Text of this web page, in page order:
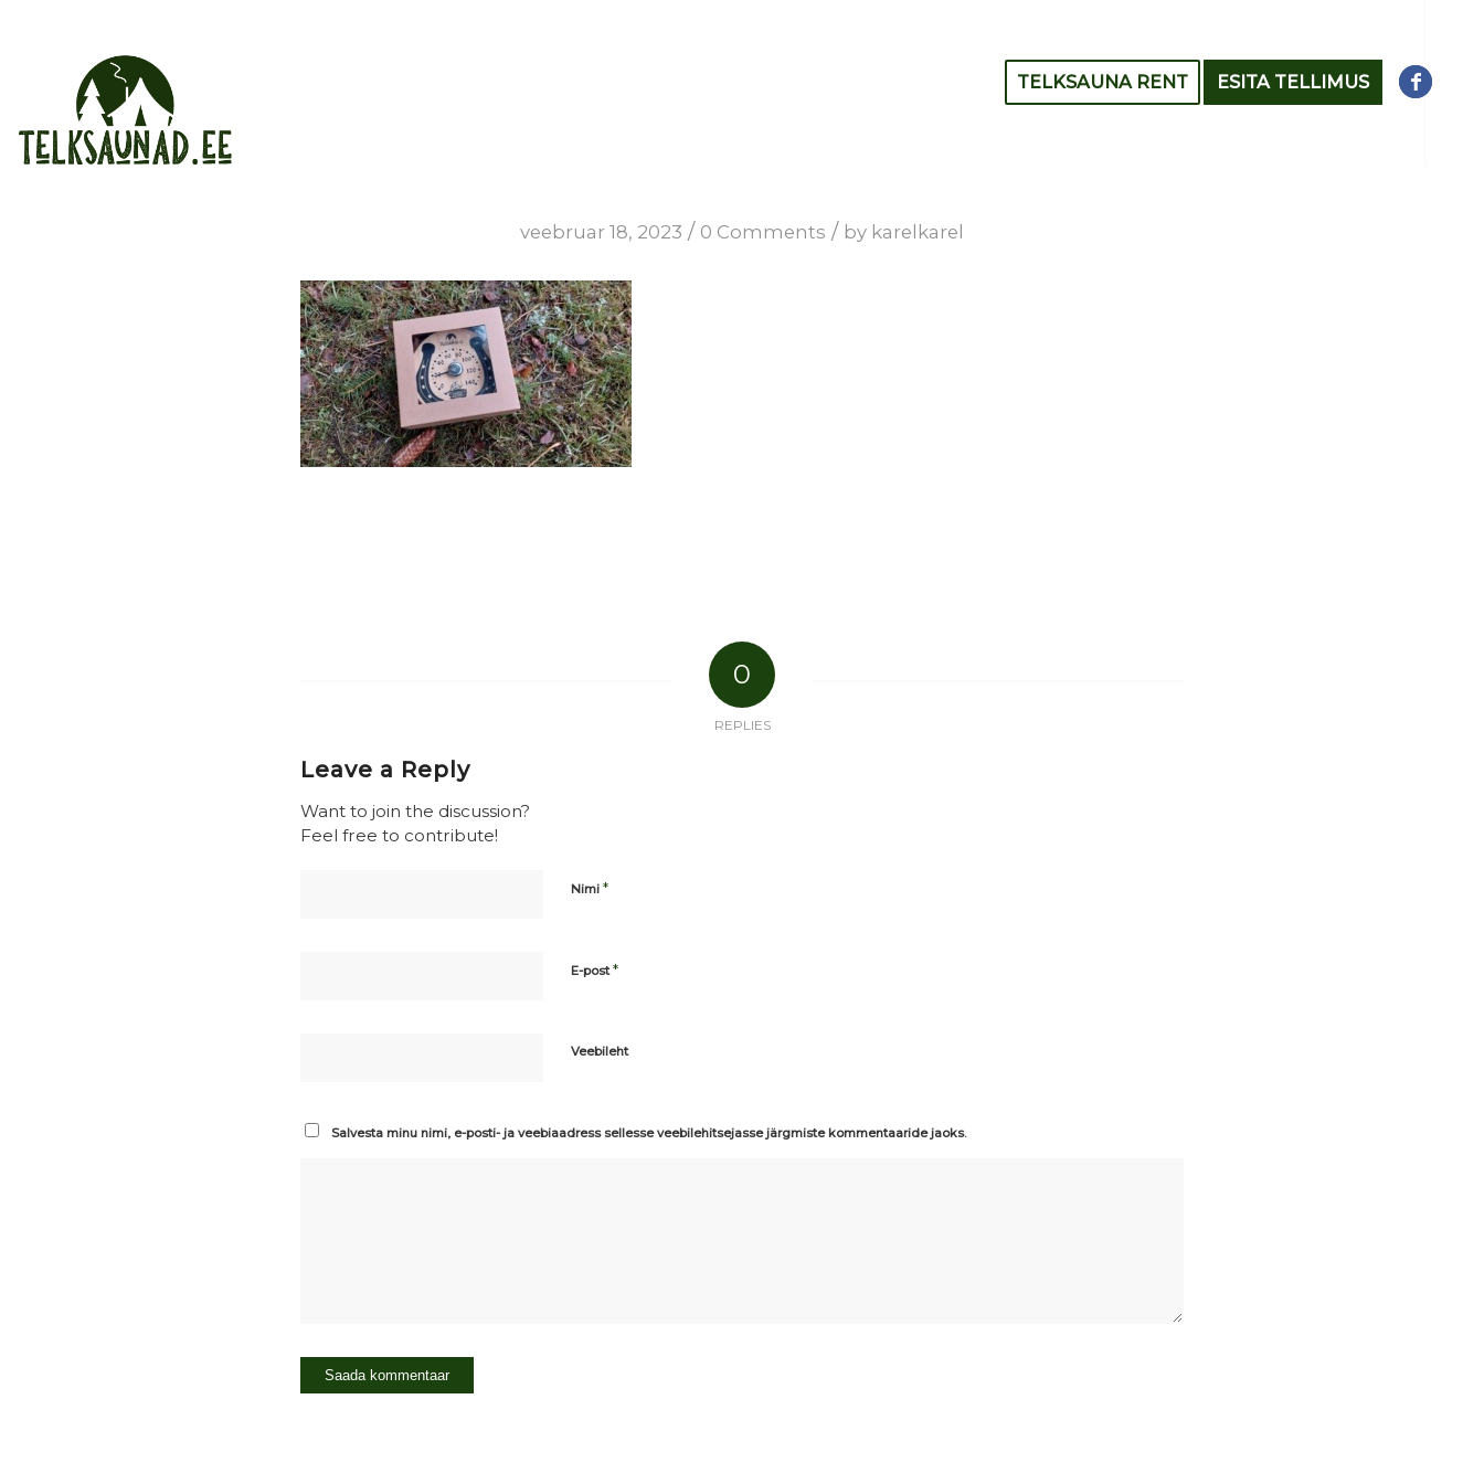
TELKSAUNA RENT ESITA TELLIMUS
veebruar 18, 2023 / 0 Comments / by karelkarel
0
REPLIES
Leave a Reply
Want to join the discussion?
Feel free to contribute!
Nimi *
E-post*
Veebileht
Salvesta minu nimi, e-posti- ja veebiaadress sellesse veebilehitsejasse järgmiste kommentaaride jaoks.